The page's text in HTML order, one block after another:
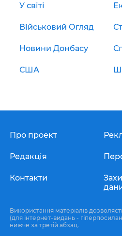
У світі
Військовий Огляд
Новини Донбасу
США
Про проект
Редакція
Контакти
Використання матеріалів
(для інтернет-видань -
нижче за третій абзац.